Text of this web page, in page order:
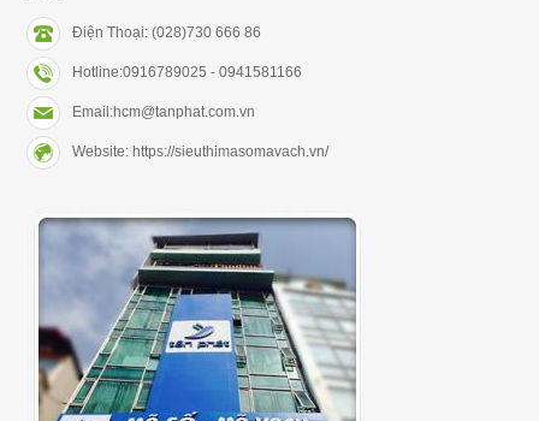
Điện Thoại: (028)730 666 86
Hotline:0916789025 - 0941581166
Email:hcm@tanphat.com.vn
Website: https://sieuthimasomavach.vn/